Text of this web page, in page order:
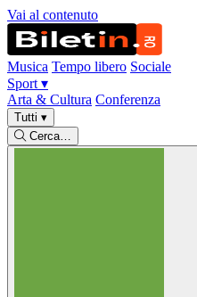
Vai al contenuto
Musica Tempo libero Sociale
Sport ▾
Arta & Cultura Conferenza
Tutti ▾
Cerca…